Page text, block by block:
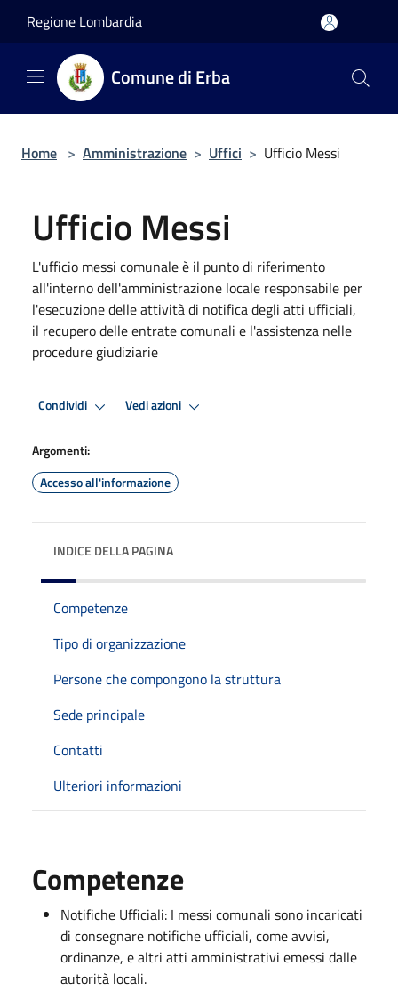
Regione Lombardia
Comune di Erba
Home > Amministrazione > Uffici > Ufficio Messi
Ufficio Messi
L'ufficio messi comunale è il punto di riferimento
all'interno dell'amministrazione locale responsabile per
l'esecuzione delle attività di notifica degli atti ufficiali,
il recupero delle entrate comunali e l'assistenza nelle
procedure giudiziarie
Condividi Vedi azioni
Argomenti:
Accesso all'informazione
INDICE DELLA PAGINA
Competenze
Tipo di organizzazione
Persone che compongono la struttura
Sede principale
Contatti
Ulteriori informazioni
Competenze
Notifiche Ufficiali: I messi comunali sono incaricati
di consegnare notifiche ufficiali, come avvisi,
ordinanze, e altri atti amministrativi emessi dalle
autorità locali.